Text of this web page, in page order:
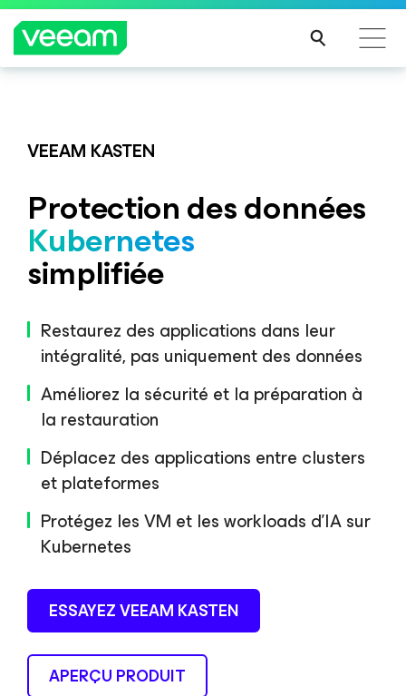
LIRE
SUIT
plateforme. Un contrôle total.
DÉCOUVRIR
VEEAM KASTEN
Protection des données
Kubernetes
simplifiée
Restaurez des applications dans leur
intégralité, pas uniquement des données
Améliorez la sécurité et la préparation à
la restauration
Déplacez des applications entre clusters
et plateformes
Protégez les VM et les workloads d’IA sur
Kubernetes
ESSAYEZ VEEAM KASTEN
APERÇU PRODUIT